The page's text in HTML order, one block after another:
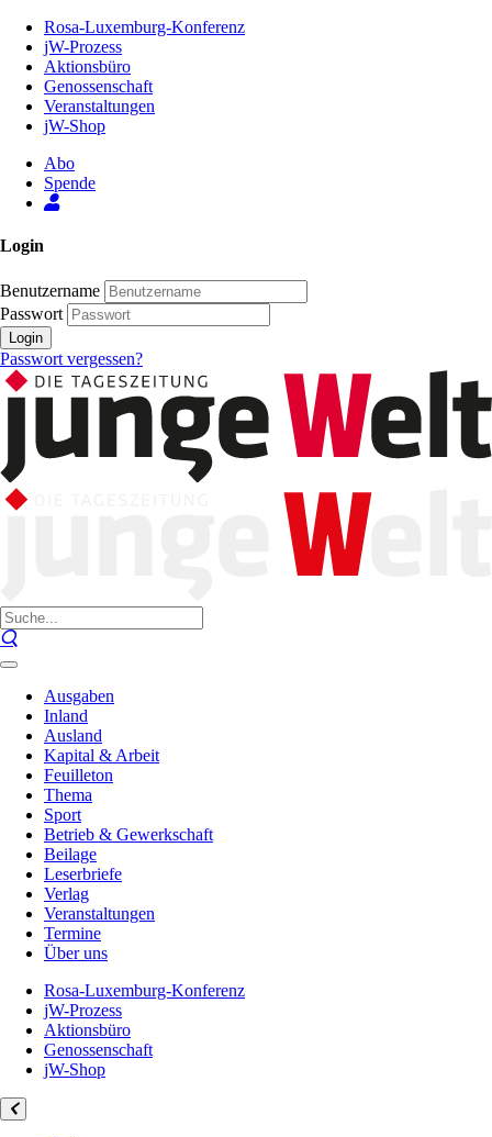
Inhalt
Seite
Rosa-Luxemburg-Konferenz
jW-Prozess
Aktionsbüro
Genossenschaft
Veranstaltungen
jW-Shop
Abo
Spende
Login
Benutzername
Passwort
Login
Passwort vergessen?
Ausgaben
Inland
Ausland
Kapital & Arbeit
Feuilleton
Thema
Sport
Betrieb & Gewerkschaft
Beilage
Leserbriefe
Verlag
Veranstaltungen
Termine
Über uns
Rosa-Luxemburg-Konferenz
jW-Prozess
Aktionsbüro
Genossenschaft
jW-Shop